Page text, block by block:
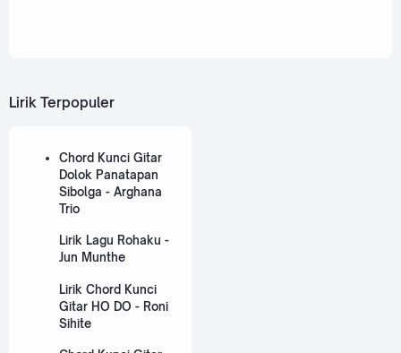
Lirik Terpopuler
Chord Kunci Gitar
Dolok Panatapan
Sibolga - Arghana
Trio
Lirik Lagu Rohaku -
Jun Munthe
Lirik Chord Kunci
Gitar HO DO - Roni
Sihite